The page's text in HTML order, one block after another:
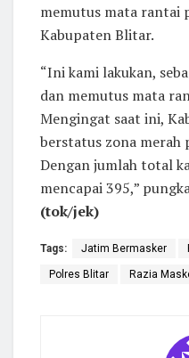
memutus mata rantai
Kabupaten Blitar.
“Ini kami lakukan,
dan memutus mata
Mengingat saat ini,
berstatus zona merah
Dengan jumlah total
mencapai 395,”
(tok/jek)
Tags: Jatim Bermasker
Polres Blitar Razia